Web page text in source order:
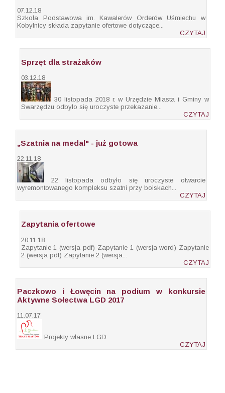
07.12.18
Szkoła Podstawowa im. Kawalerów Orderów Uśmiechu w
Kobylnicy składa zapytanie ofertowe dotyczące...
CZYTAJ
Sprzęt dla strażaków
03.12.18
30 listopada 2018 r. w Urzędzie Miasta i Gminy w
Swarzędzu odbyło się uroczyste przekazanie...
CZYTAJ
„Szatnia na medal" - już gotowa
22.11.18
22 listopada odbyło się uroczyste otwarcie
wyremontowanego kompleksu szatni przy boiskach...
CZYTAJ
Zapytania ofertowe
20.11.18
Zapytanie 1 (wersja pdf) Zapytanie 1 (wersja word) Zapytanie
2 (wersja pdf) Zapytanie 2 (wersja...
CZYTAJ
Paczkowo i Łowęcin na podium w konkursie
Aktywne Sołectwa LGD 2017
11.07.17
Projekty własne LGD
CZYTAJ